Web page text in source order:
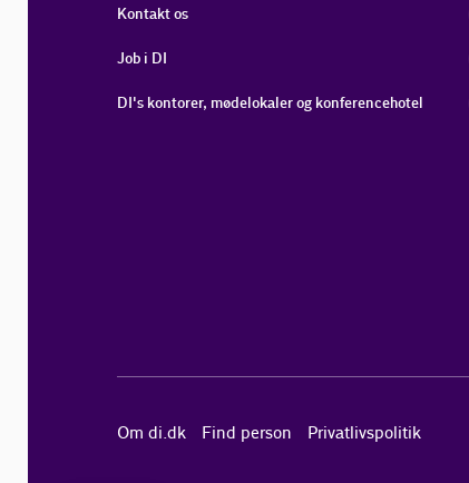
Kontakt os
Job i DI
DI's kontorer, mødelokaler og konferencehotel
Om di.dk Find person Privatlivspolitik